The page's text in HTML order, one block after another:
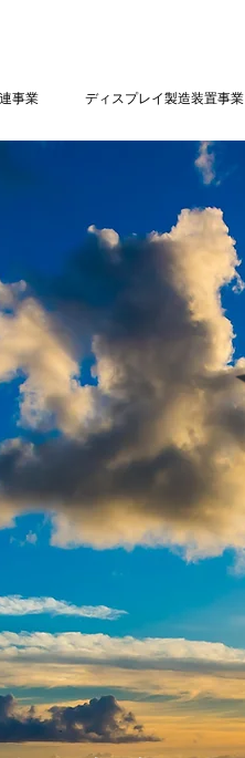
事業 ディスプレイ製造装置事業